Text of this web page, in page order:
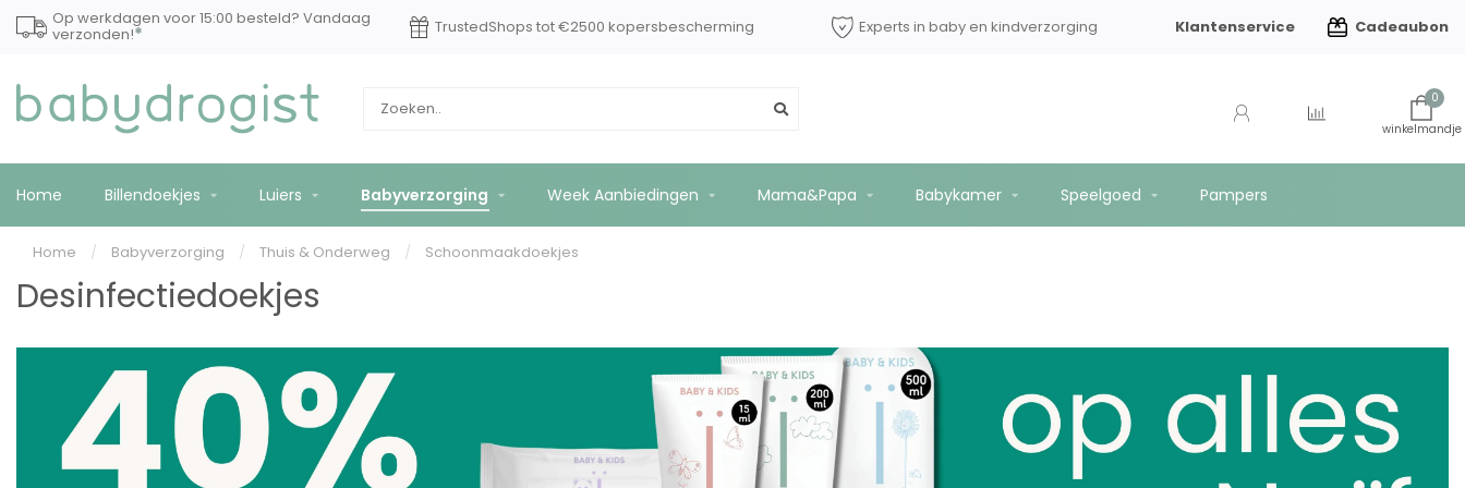
Op werkdagen voor 15:00 besteld? Vandaag
verzonden!* TrustedShops tot €2500 kopersbescherming Experts in baby en kindverzorging Gratis verzending vanaf €75
Klantenservice Cadeaubon
0
Home Billendoekjes Luiers Babyverzorging Week Aanbiedingen Mama&Papa Babykamer Speelgoed Pampers
Home / Babyverzorging / Thuis & Onderweg / Schoonmaakdoekjes
Desinfectiedoekjes